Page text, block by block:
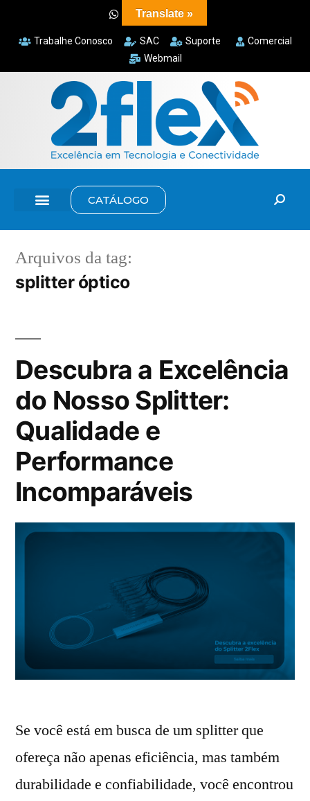
Trabalhe Conosco SAC Suporte
Comercial
Webmail
CATÁLOGO
Arquivos da tag:
splitter óptico
Descubra a Excelência
do Nosso Splitter:
Qualidade e
Performance
Incomparáveis
Se você está em busca de um splitter que
ofereça não apenas eficiência, mas também
durabilidade e confiabilidade, você encontrou
Translate »